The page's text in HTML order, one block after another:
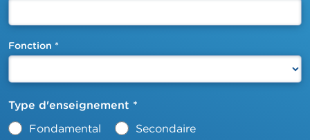
Fonction *
Type d'enseignement *
Fondamental
Secondaire